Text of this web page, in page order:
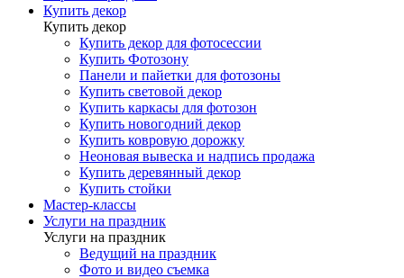
Купить декор
Купить декор
Купить декор для фотосессии
Купить Фотозону
Панели и пайетки для фотозоны
Купить световой декор
Купить каркасы для фотозон
Купить новогодний декор
Купить ковровую дорожку
Неоновая вывеска и надпись продажа
Купить деревянный декор
Купить стойки
Мастер-классы
Услуги на праздник
Услуги на праздник
Ведущий на праздник
Фото и видео съемка